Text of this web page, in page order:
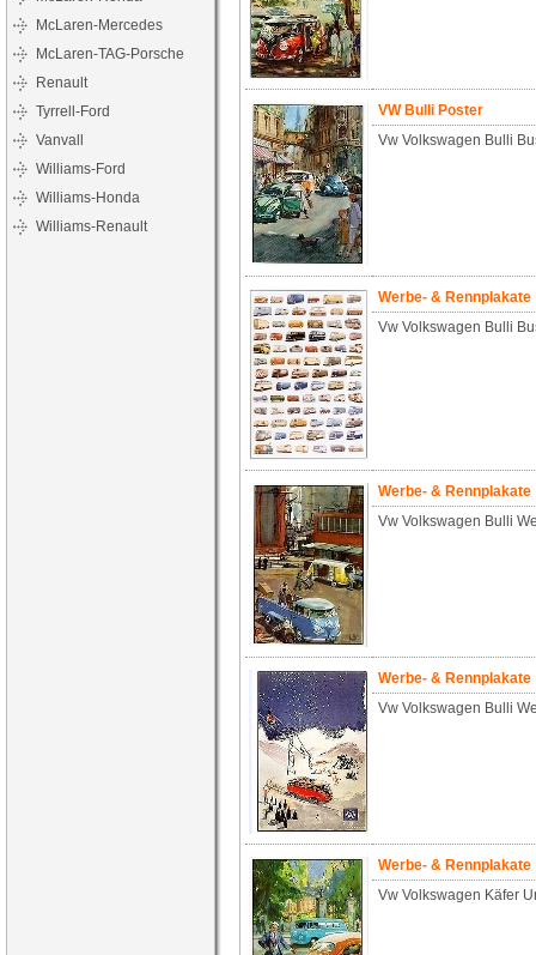
McLaren-Mercedes
McLaren-TAG-Porsche
Renault
Tyrrell-Ford
Vanvall
Williams-Ford
Williams-Honda
Williams-Renault
VW Bulli Poster
Vw Volkswagen Bulli
Werbe- & Rennplakate
Vw Volkswagen Bulli
Werbe- & Rennplakate
Vw Volkswagen Bulli
Werbe- & Rennplakate
Vw Volkswagen Bulli
Werbe- & Rennplakate
Vw Volkswagen Käfer